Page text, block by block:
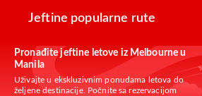
Jeftine popularne rute
Pronađite jeftine letove iz Melbourne u
Manila
Uživajte u ekskluzivnim ponudama letova do
željene destinacije. Počnite sa rezervacijom